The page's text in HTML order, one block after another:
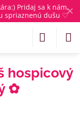
✕
:) Pridaj sa k nám,
spriaznenú dušu ♡
hospicový
✿